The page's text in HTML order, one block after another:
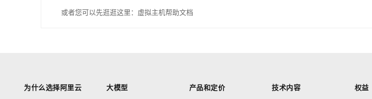
或者您可以先逛逛这里：虚拟主机帮助文档